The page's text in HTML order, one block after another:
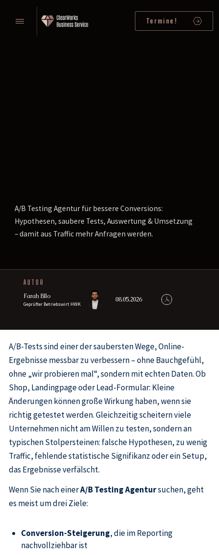
Termine!
A/B Testing Agentur für bessere Conversions:
Hypothesen, saubere Tests, Auswertung & Umsetzung
– damit aus Traffic mehr Anfragen werden.
AUTOR
Farah Bllo
Geprüfter Betriebswirt HWK
08.05.2026
A/B-Tests sind einer der saubersten Wege, Online-
Ergebnisse messbar zu verbessern – ohne Bauchgefühl,
ohne „wir probieren mal“, sondern mit echten Daten. Ob
Shop, Landingpage oder Lead-Formular: Kleine
Änderungen können große Wirkung haben, wenn sie
richtig getestet werden. Gleichzeitig scheitern viele
Unternehmen nicht am Willen zu testen, sondern an
typischen Stolpersteinen: falsche Hypothesen, zu wenig
Traffic, fehlende statistische Signifikanz oder ein Setup,
das Ergebnisse verfälscht.
Wenn Sie nach einerA/B Testing Agentursuchen, geht
es meist um drei Ziele:
Conversion-Steigerung, die im Reporting
nachvollziehbar ist